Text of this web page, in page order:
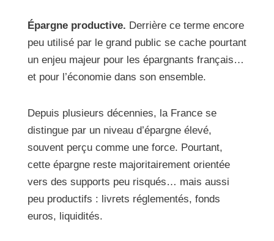
Épargne productive. Derrière ce terme encore
peu utilisé par le grand public se cache pourtant
un enjeu majeur pour les épargnants français…
et pour l’économie dans son ensemble.
Depuis plusieurs décennies, la France se
distingue par un niveau d’épargne élevé,
souvent perçu comme une force. Pourtant,
cette épargne reste majoritairement orientée
vers des supports peu risqués… mais aussi
peu productifs : livrets réglementés, fonds
euros, liquidités.